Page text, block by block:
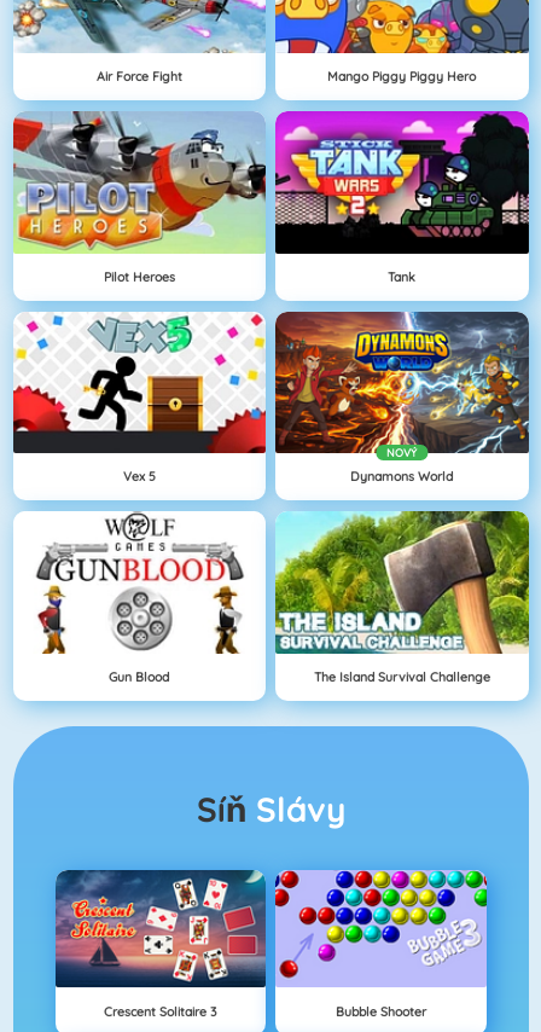
Air Force Fight Mango Piggy Piggy Hero
Pilot Heroes Tank
Vex 5
NOVÝ
Dynamons World
Gun Blood The Island Survival Challenge
Síň Slávy
Crescent Solitaire 3 Bubble Shooter